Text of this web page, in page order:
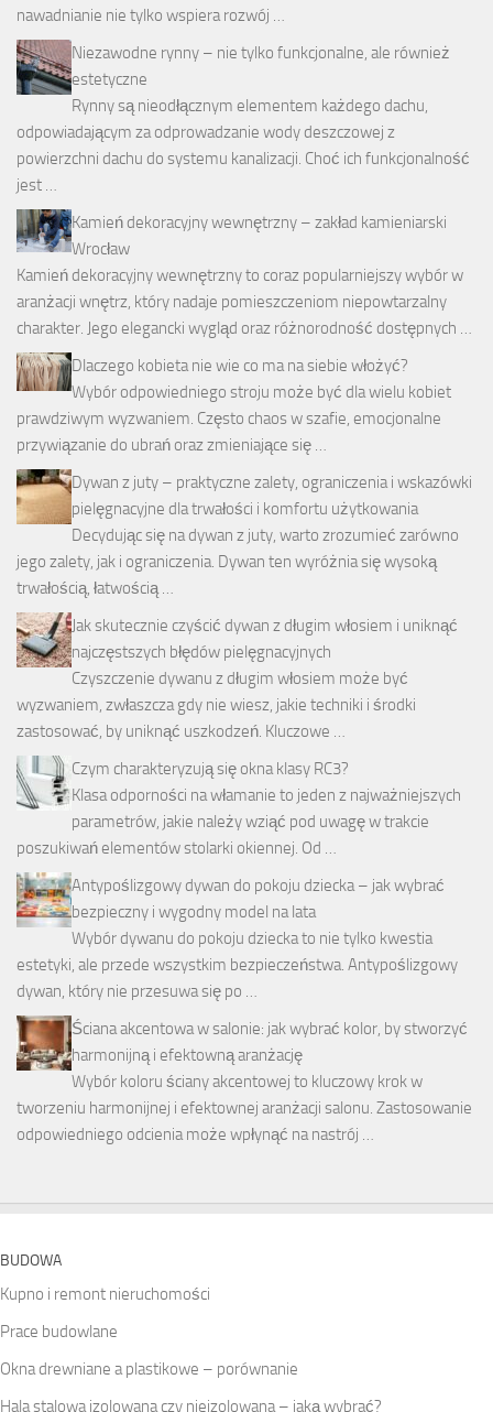
nawadnianie nie tylko wspiera rozwój …
Niezawodne rynny – nie tylko funkcjonalne, ale również
estetyczne
Rynny są nieodłącznym elementem każdego dachu,
odpowiadającym za odprowadzanie wody deszczowej z
powierzchni dachu do systemu kanalizacji. Choć ich funkcjonalność
jest …
Kamień dekoracyjny wewnętrzny – zakład kamieniarski
Wrocław
Kamień dekoracyjny wewnętrzny to coraz popularniejszy wybór w
aranżacji wnętrz, który nadaje pomieszczeniom niepowtarzalny
charakter. Jego elegancki wygląd oraz różnorodność dostępnych …
Dlaczego kobieta nie wie co ma na siebie włożyć?
Wybór odpowiedniego stroju może być dla wielu kobiet
prawdziwym wyzwaniem. Często chaos w szafie, emocjonalne
przywiązanie do ubrań oraz zmieniające się …
Dywan z juty – praktyczne zalety, ograniczenia i wskazówki
pielęgnacyjne dla trwałości i komfortu użytkowania
Decydując się na dywan z juty, warto zrozumieć zarówno
jego zalety, jak i ograniczenia. Dywan ten wyróżnia się wysoką
trwałością, łatwością …
Jak skutecznie czyścić dywan z długim włosiem i uniknąć
najczęstszych błędów pielęgnacyjnych
Czyszczenie dywanu z długim włosiem może być
wyzwaniem, zwłaszcza gdy nie wiesz, jakie techniki i środki
zastosować, by uniknąć uszkodzeń. Kluczowe …
Czym charakteryzują się okna klasy RC3?
Klasa odporności na włamanie to jeden z najważniejszych
parametrów, jakie należy wziąć pod uwagę w trakcie
poszukiwań elementów stolarki okiennej. Od …
Antypoślizgowy dywan do pokoju dziecka – jak wybrać
bezpieczny i wygodny model na lata
Wybór dywanu do pokoju dziecka to nie tylko kwestia
estetyki, ale przede wszystkim bezpieczeństwa. Antypoślizgowy
dywan, który nie przesuwa się po …
Ściana akcentowa w salonie: jak wybrać kolor, by stworzyć
harmonijną i efektowną aranżację
Wybór koloru ściany akcentowej to kluczowy krok w
tworzeniu harmonijnej i efektownej aranżacji salonu. Zastosowanie
odpowiedniego odcienia może wpłynąć na nastrój …
BUDOWA
Kupno i remont nieruchomości
Prace budowlane
Okna drewniane a plastikowe – porównanie
Hala stalowa izolowana czy nieizolowana – jaką wybrać?